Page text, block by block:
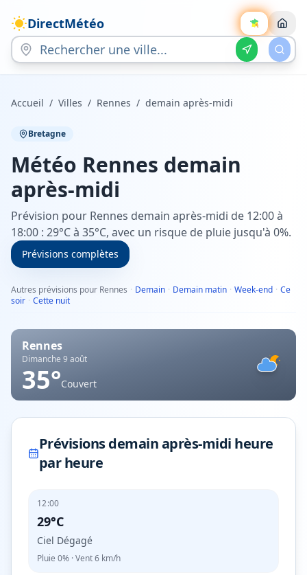
DirectMétéo
Accueil / Villes / Rennes / demain après-midi
Bretagne
Météo Rennes demain
après-midi
Prévision pour Rennes demain après-midi de 12:00 à
18:00 : 29°C à 35°C, avec un risque de pluie jusqu'à 0%.
Prévisions complètes
Autres prévisions pour Rennes · Demain · Demain matin · Week-end · Ce
soir · Cette nuit
Rennes
Dimanche 9 août
35°Couvert
Prévisions demain après-midi heure
par heure
12:00
29°C
Ciel Dégagé
Pluie 0% · Vent6 km/h